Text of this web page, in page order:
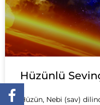
Hüzünlü
Hüzün, Nebi (sav)